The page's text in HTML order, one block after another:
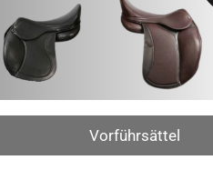
Vorführsättel